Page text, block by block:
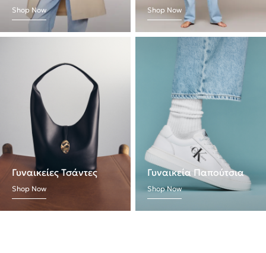
Shop Now Shop Now
Γυναικείες Τσάντες
Shop Now
Γυναικεία Παπούτσια
Shop Now